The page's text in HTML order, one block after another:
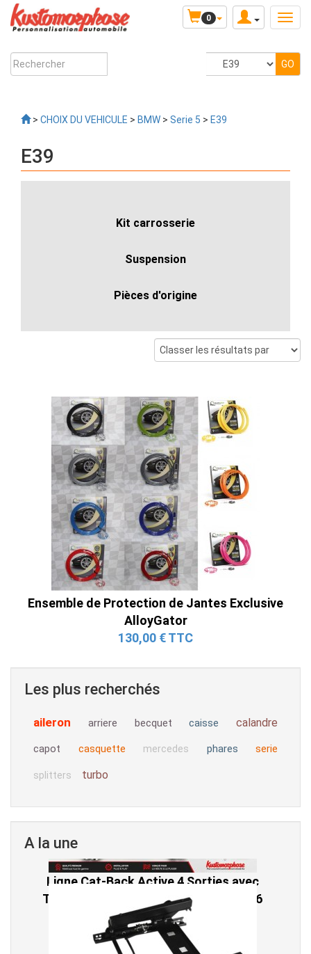
0
> CHOIX DU VEHICULE > BMW > Serie 5 > E39
E39
Kit carrosserie
Suspension
Pièces d'origine
Ensemble de Protection de Jantes Exclusive
AlloyGator
130,00 € TTC
Les plus recherchés
aileron arriere becquet caisse calandre
capot casquette mercedes phares serie
splitters turbo
A la une